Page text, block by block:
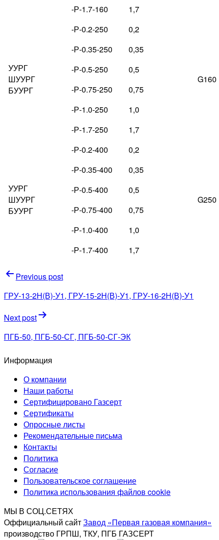
-Р-1.7-160 1,7
УУРГ
ШУУРГ
БУУРГ
-Р-0.2-250 0,2
G160
-Р-0.35-250
0,35
-Р-0.5-250
0,5
-Р-0.75-250
0,75
-Р-1.0-250
1,0
-Р-1.7-250
1,7
УУРГ
ШУУРГ
БУУРГ
-Р-0.2-400 0,2
G250
-Р-0.35-400
0,35
-Р-0.5-400
0,5
-Р-0.75-400
0,75
-Р-1.0-400
1,0
-Р-1.7-400
1,7
Навигация
по
записям
Previous post
ГРУ-13-2Н(В)-У1, ГРУ-15-2Н(В)-У1, ГРУ-16-2Н(В)-У1
Next post
ПГБ-50, ПГБ-50-СГ, ПГБ-50-СГ-ЭК
Информация
О компании
Наши работы
Сертифицировано Газсерт
Сертификаты
Опросные листы
Рекомендательные письма
Контакты
Политика
Согласие
Пользовательское соглашение
Политика использования файлов cookie
МЫ В СОЦ.СЕТЯХ
Оффициальный сайтЗавод «Первая газовая компания»
производство ГРПШ, ТКУ, ПГБ ГАЗСЕРТ